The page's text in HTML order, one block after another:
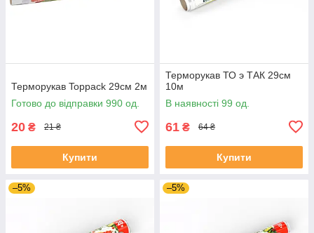
Терморукав Toppack 29см 2м
Готово до відправки 990 од.
20 ₴ 21 ₴
Купити
Терморукав ТО э ТАК 29см
10м
В наявності 99 од.
61 ₴ 64 ₴
Купити
–5% –5%